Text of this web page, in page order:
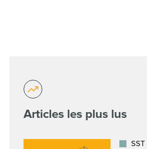
Articles les plus lus
SST